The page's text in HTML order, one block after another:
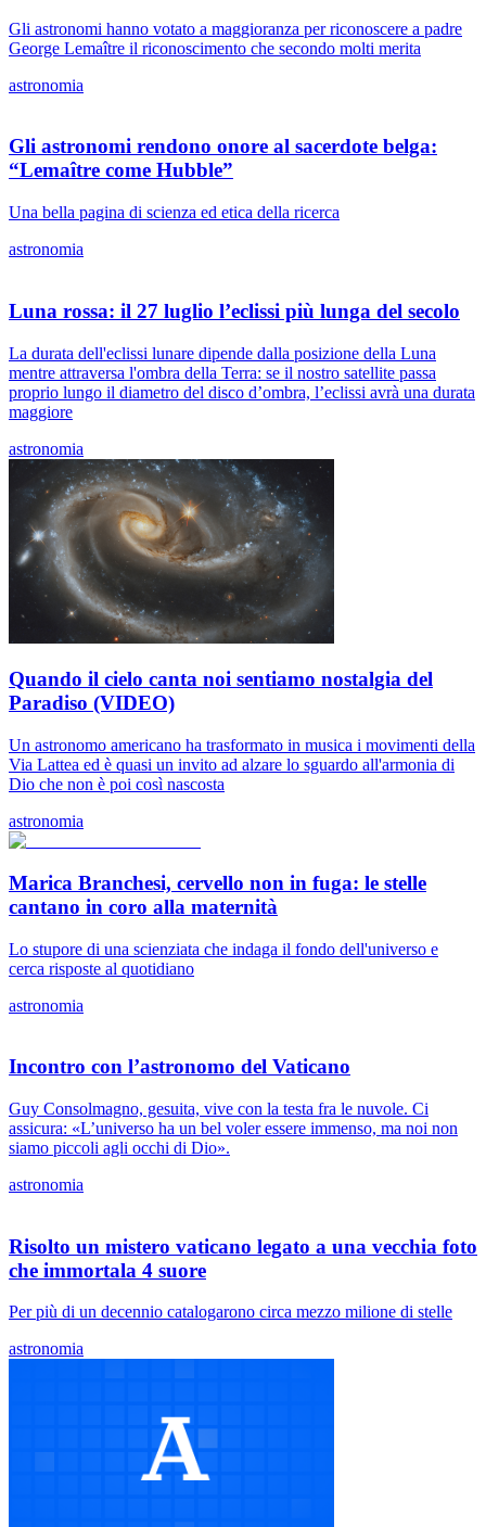
Gli astronomi hanno votato a maggioranza per riconoscere a padre
George Lemaître il riconoscimento che secondo molti merita
astronomia
Gli astronomi rendono onore al sacerdote belga:
“Lemaître come Hubble”
Una bella pagina di scienza ed etica della ricerca
astronomia
Luna rossa: il 27 luglio l’eclissi più lunga del secolo
La durata dell'eclissi lunare dipende dalla posizione della Luna
mentre attraversa l'ombra della Terra: se il nostro satellite passa
proprio lungo il diametro del disco d’ombra, l’eclissi avrà una durata
maggiore
astronomia
Quando il cielo canta noi sentiamo nostalgia del
Paradiso (VIDEO)
Un astronomo americano ha trasformato in musica i movimenti della
Via Lattea ed è quasi un invito ad alzare lo sguardo all'armonia di
Dio che non è poi così nascosta
astronomia
Marica Branchesi, cervello non in fuga: le stelle
cantano in coro alla maternità
Lo stupore di una scienziata che indaga il fondo dell'universo e
cerca risposte al quotidiano
astronomia
Incontro con l’astronomo del Vaticano
Guy Consolmagno, gesuita, vive con la testa fra le nuvole. Ci
assicura: «L’universo ha un bel voler essere immenso, ma noi non
siamo piccoli agli occhi di Dio».
astronomia
Risolto un mistero vaticano legato a una vecchia foto
che immortala 4 suore
Per più di un decennio catalogarono circa mezzo milione di stelle
astronomia